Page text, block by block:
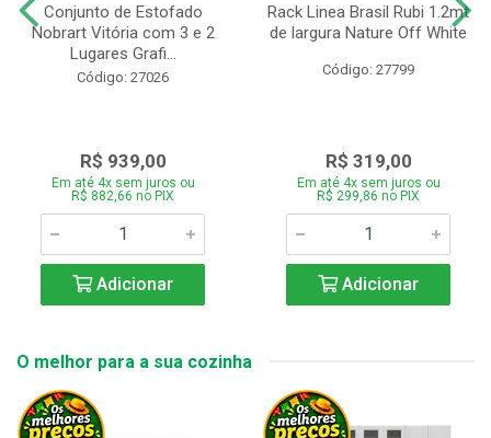
Conjunto de Estofado
Nobrart Vitória com 3 e 2
Lugares Grafi...
Código: 27026
R$ 939,00
Em até 4x sem juros ou
R$ 882,66 no PIX
Adicionar
Rack Linea Brasil Rubi 1.2mt
de largura Nature Off White
Código: 27799
R$ 319,00
Em até 4x sem juros ou
R$ 299,86 no PIX
Adicionar
O melhor para a sua cozinha